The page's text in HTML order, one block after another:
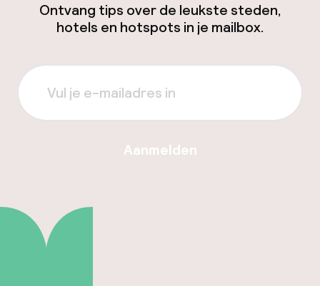
Ontvang tips over de leukste steden,
hotels en hotspots in je mailbox.
Aanmelden